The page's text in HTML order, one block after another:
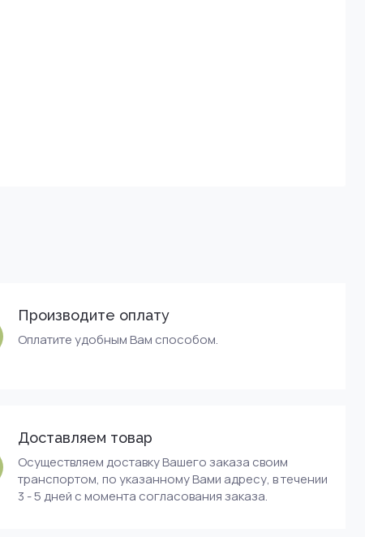
Производите оплату
Оплатите удобным Вам способом.
Доставляем товар
Осуществляем доставку Вашего заказа своим
транспортом, по указанному Вами адресу, в течении
3 - 5 дней с момента согласования заказа.